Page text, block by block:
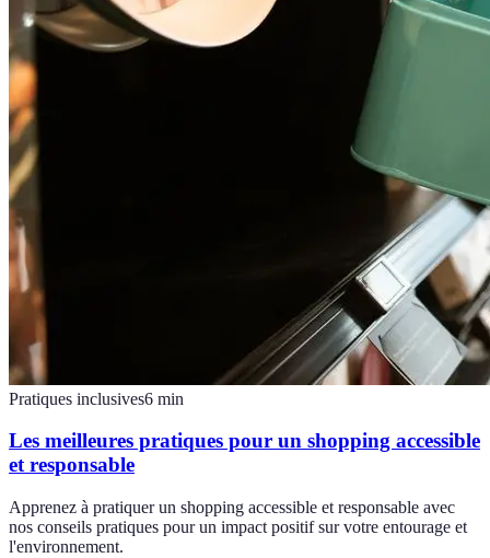
Pratiques inclusives6 min
Les meilleures pratiques pour un shopping accessible
et responsable
Apprenez à pratiquer un shopping accessible et responsable avec
nos conseils pratiques pour un impact positif sur votre entourage et
l'environnement.